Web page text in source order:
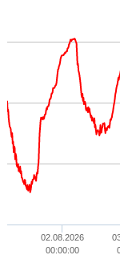
02.08.2026
00:00:00